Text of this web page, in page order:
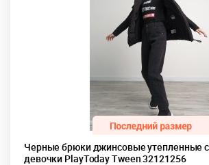
Черные брюки джинсовые утепленные
девочки PlayToday Tween 32121256